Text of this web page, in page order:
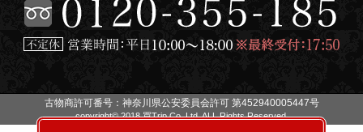
古物商許可番号：神奈川県公安委員会許可 第452940005447号
copyright© 2018 買Trip Co.,Ltd. ALL Rights Reserved.